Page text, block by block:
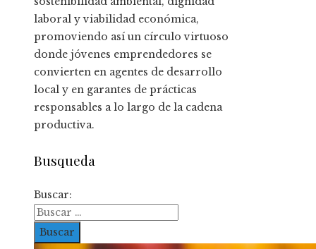
laboral y viabilidad económica,
promoviendo así un círculo virtuoso
donde jóvenes emprendedores se
convierten en agentes de desarrollo
local y en garantes de prácticas
responsables a lo largo de la cadena
productiva.
Busqueda
Buscar: